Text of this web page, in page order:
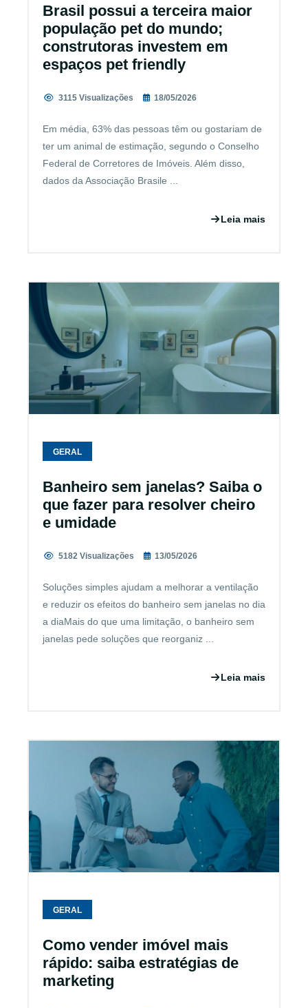
Brasil possui a terceira maior
população pet do mundo;
construtoras investem em
espaços pet friendly
3115 Visualizações 18/05/2026
Em média, 63% das pessoas têm ou gostariam de
ter um animal de estimação, segundo o Conselho
Federal de Corretores de Imóveis. Além disso,
dados da Associação Brasile ...
Leia mais
GERAL
Banheiro sem janelas? Saiba o
que fazer para resolver cheiro
e umidade
5182 Visualizações 13/05/2026
Soluções simples ajudam a melhorar a ventilação
e reduzir os efeitos do banheiro sem janelas no dia
a diaMais do que uma limitação, o banheiro sem
janelas pede soluções que reorganiz ...
Leia mais
GERAL
Como vender imóvel mais
rápido: saiba estratégias de
marketing